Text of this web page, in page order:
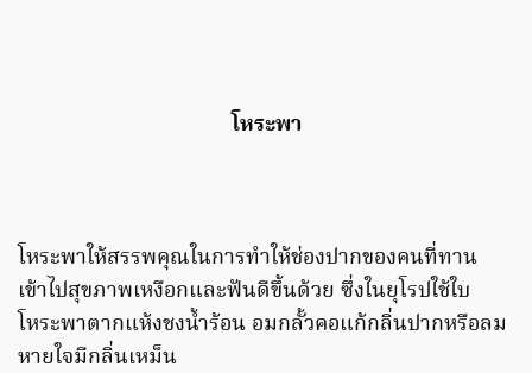
โหระพา
โหระพาให้สรรพคุณในการทำให้ช่องปากของคนที่ทาน
เข้าไปสุขภาพเหงือกและฟันดีขึ้นด้วย ซึ่งในยุโรปใช้ใบ
โหระพาตากแห้งชงน้ำร้อน อมกลั้วคอแก้กลิ่นปากหรือลม
หายใจมีกลิ่นเหม็น